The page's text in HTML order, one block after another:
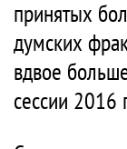
принятых
думских
вдвое
сессии 2016